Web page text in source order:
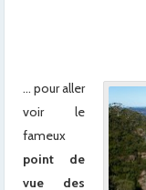
… pour aller
voir le
fameux
point de
vue des